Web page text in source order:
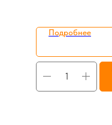
Подробнее